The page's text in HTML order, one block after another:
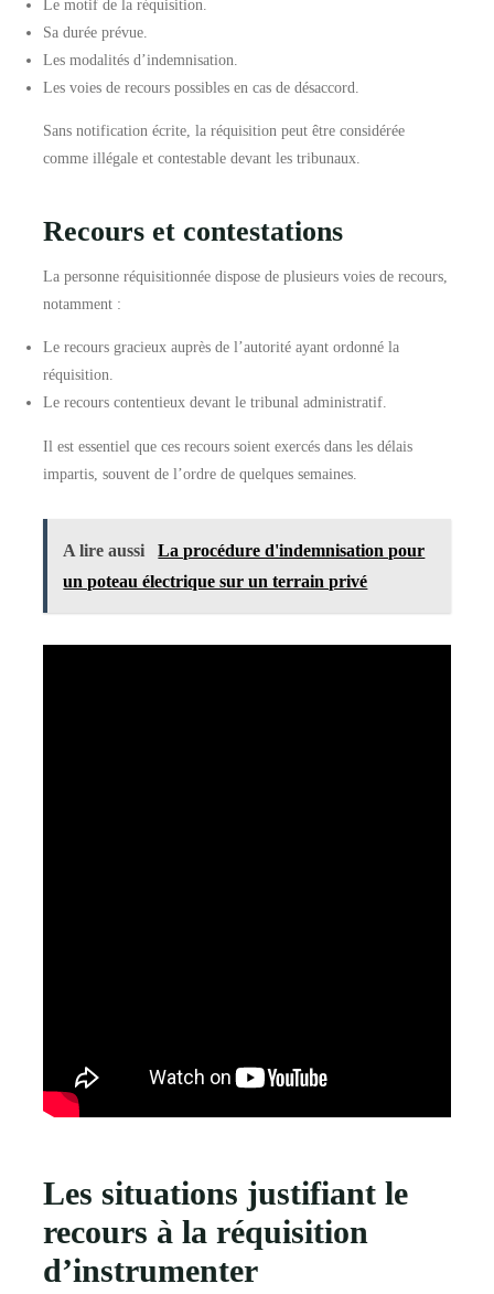
Le motif de la réquisition.
Sa durée prévue.
Les modalités d’indemnisation.
Les voies de recours possibles en cas de désaccord.
Sans notification écrite, la réquisition peut être considérée
comme illégale et contestable devant les tribunaux.
Recours et contestations
La personne réquisitionnée dispose de plusieurs voies de recours,
notamment :
Le recours gracieux auprès de l’autorité ayant ordonné la
réquisition.
Le recours contentieux devant le tribunal administratif.
Il est essentiel que ces recours soient exercés dans les délais
impartis, souvent de l’ordre de quelques semaines.
A lire aussi
La procédure d'indemnisation pour
un poteau électrique sur un terrain privé
Les situations justifiant le
recours à la réquisition
d’instrumenter